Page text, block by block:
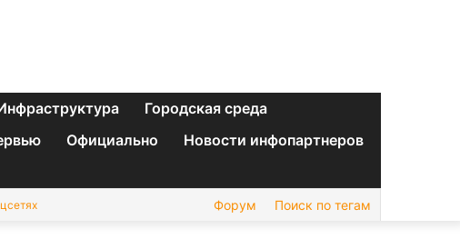
Городская среда
Официально
Новости инфопартнеров
Форум Поиск по тегам